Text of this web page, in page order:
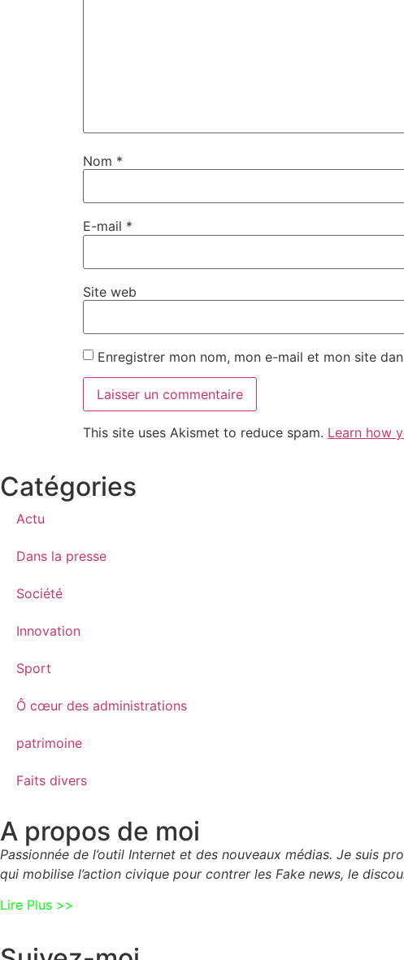
Nom *
E-mail *
Site web
Enregistrer mon nom, mon e-mail et mon site
This site uses Akismet to reduce spam. Learn how
Catégories
Actu
Dans la presse
Société
Innovation
Sport
Ô cœur des administrations
patrimoine
Faits divers
A propos de moi
Passionnée de l’outil Internet et des nouveaux médias. Je suis
qui mobilise l’action civique pour contrer les Fake news, le
Lire Plus >>